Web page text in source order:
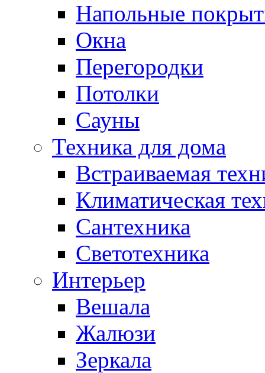
Напольные
Окна
Перегородки
Потолки
Сауны
Техника для дома
Встраиваемая
Климатическая
Сантехника
Светотехника
Интерьер
Вешала
Жалюзи
Зеркала